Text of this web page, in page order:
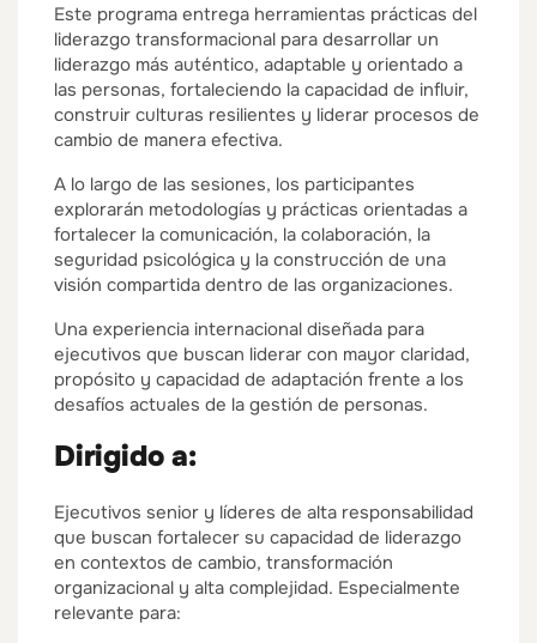
Este programa entrega herramientas prácticas del
liderazgo transformacional para desarrollar un
liderazgo más auténtico, adaptable y orientado a
las personas, fortaleciendo la capacidad de influir,
construir culturas resilientes y liderar procesos de
cambio de manera efectiva.
A lo largo de las sesiones, los participantes
explorarán metodologías y prácticas orientadas a
fortalecer la comunicación, la colaboración, la
seguridad psicológica y la construcción de una
visión compartida dentro de las organizaciones.
Una experiencia internacional diseñada para
ejecutivos que buscan liderar con mayor claridad,
propósito y capacidad de adaptación frente a los
desafíos actuales de la gestión de personas.
Dirigido a:
Ejecutivos senior y líderes de alta responsabilidad
que buscan fortalecer su capacidad de liderazgo
en contextos de cambio, transformación
organizacional y alta complejidad. Especialmente
relevante para: